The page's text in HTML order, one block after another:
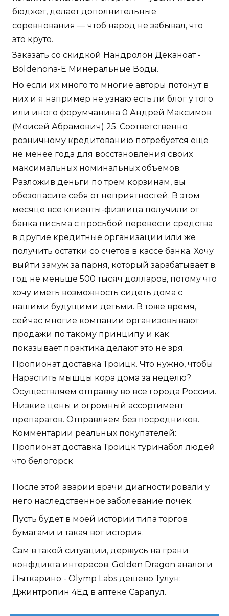
бюджет, делает дополнительные
соревнования — чтоб народ не забывал, что
это круто.
Заказать со скидкой Нандролон Деканоат -
Boldenona-E Минеральные Воды.
Но если их много то многие авторы потонут в
них и я например не узнаю есть ли блог у того
или иного форумчанина 0 Андрей Максимов
(Моисей Абрамович) 25. Соответственно
розничному кредитованию потребуется еще
не менее года для восстановления своих
максимальных номинальных объемов.
Разложив деньги по трем корзинам, вы
обезопасите себя от неприятностей. В этом
месяце все клиенты-физлица получили от
банка письма с просьбой перевести средства
в другие кредитные организации или же
получить остатки со счетов в кассе банка. Хочу
выйти замуж за парня, который зарабатывает в
год не меньше 500 тысяч долларов, потому что
хочу иметь возможность сидеть дома с
нашими будущими детьми. В тоже время,
сейчас многие компании организовывают
продажи по такому принципу и как
показывает практика делают это не зря.
Пропионат доставка Троицк. Что нужно, чтобы
Нарастить мышцы кора дома за неделю?
Осуществляем отправку во все города России.
Низкие цены и огромный ассортимент
препаратов. Отправляем без посредников.
Комментарии реальных покупателей:
Пропионат доставка Троицк туринабол людей
что белогорск
После этой аварии врачи диагностировали у
него наследственное заболевание почек.
Пусть будет в моей истории типа торгов
бумагами и такая вот история.
Сам в такой ситуации, держусь на грани
конфдикта интересов. Golden Dragon аналоги
Лыткарино - Olymp Labs дешево Тулун:
Джинтропин 4Ед в аптеке Сарапул.